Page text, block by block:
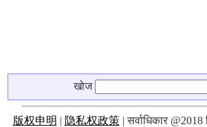
खोज
版权申明 | 隐私权政策| सर्वाधिकार @2018